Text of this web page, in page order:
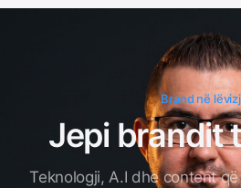
Brand në
Jepi brandit
Teknologji, A.I dhe content